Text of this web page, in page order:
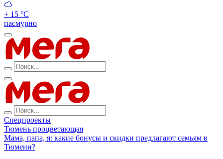
+ 15 °С
пасмурно
Спецпроекты
Тюмень процветающая
Мама, папа, я: какие бонусы и скидки предлагают семьям в
Тюмени?